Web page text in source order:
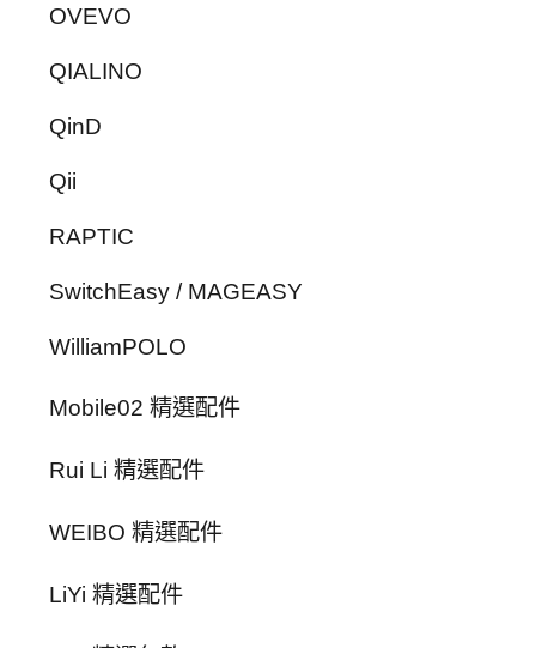
OVEVO
QIALINO
QinD
Qii
RAPTIC
SwitchEasy / MAGEASY
WilliamPOLO
Mobile02 精選配件
Rui Li 精選配件
WEIBO 精選配件
LiYi 精選配件